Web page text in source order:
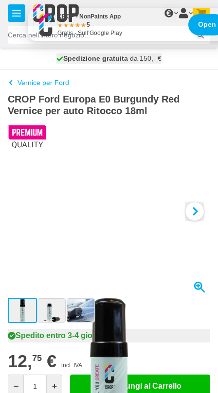
Salta al contenuto
€
spedito oggi
Spedizione gratuita da 150,- €
100 giorni
Vernice per Ford
CROP Ford Europa E0 Burgundy Red
Vernice per auto Ritocco 18ml
View larger imageView larger imageView larger image
Spedito entro 3-4 giorni
12,75 € incl. IVA
Aggiungi al Carrello
CROP - NonPaints App
5
Gratis - Sull’Google Play
Open